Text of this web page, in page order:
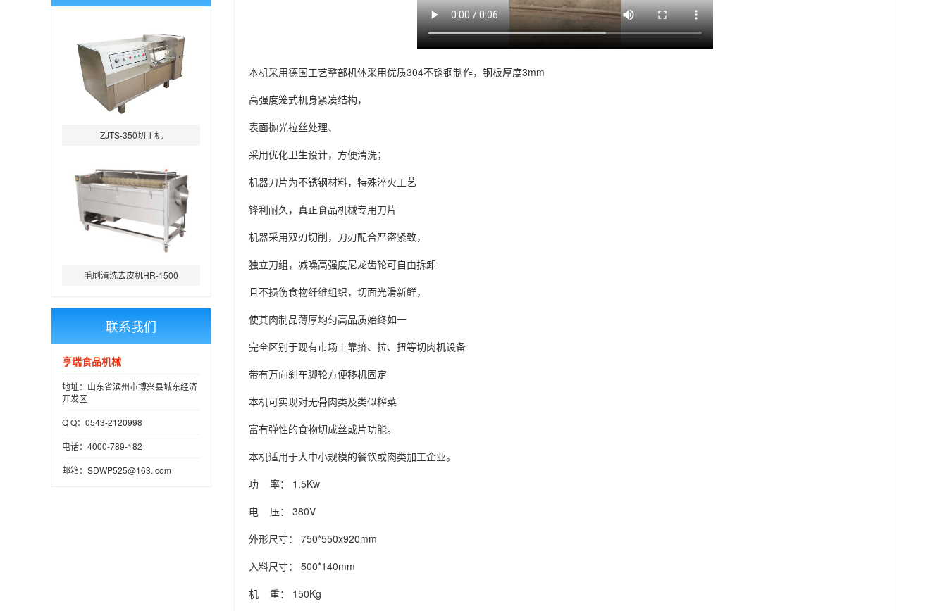
ZJTS-350切丁机
毛刷清洗去皮机HR-1500
联系我们
亨瑞食品机械
地址：山东省滨州市博兴县城东经济
开发区
Q Q：0543-2120998
电话：4000-789-182
邮箱：SDWP525@163. com
本机采用德国工艺整部机体采用优质304不锈钢制作，钢板厚度3mm
高强度笼式机身紧凑结构，
表面抛光拉丝处理、
采用优化卫生设计，方便清洗；
机器刀片为不锈钢材料，特殊淬火工艺
锋利耐久，真正食品机械专用刀片
机器采用双刃切削，刀刃配合严密紧致，
独立刀组，减噪高强度尼龙齿轮可自由拆卸
且不损伤食物纤维组织，切面光滑新鲜，
使其肉制品薄厚均匀高品质始终如一
完全区别于现有市场上靠挤、拉、扭等切肉机设备
带有万向刹车脚轮方便移机固定
本机可实现对无骨肉类及类似榨菜
富有弹性的食物切成丝或片功能。
本机适用于大中小规模的餐饮或肉类加工企业。
功 率： 1.5Kw
电 压： 380V
外形尺寸： 750*550x920mm
入料尺寸： 500*140mm
机 重： 150Kg